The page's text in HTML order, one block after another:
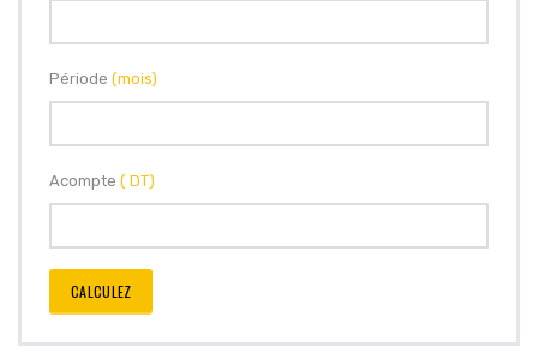
Période (mois)
Acompte ( DT)
CALCULEZ